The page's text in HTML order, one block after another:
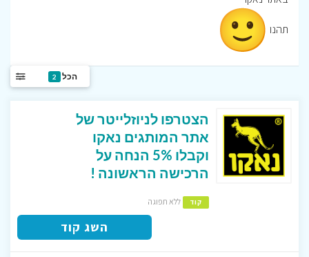
תהנו
הכל 2
הצטרפו לניוזלייטר של
אתר המותגים נאקו
וקבלו 5% הנחה על
הרכישה הראשונה !
קוד ללא תפוגה
השג קוד